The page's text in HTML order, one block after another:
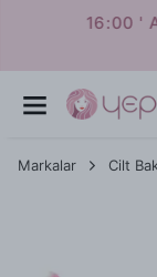
16:00 '
Markalar Cilt